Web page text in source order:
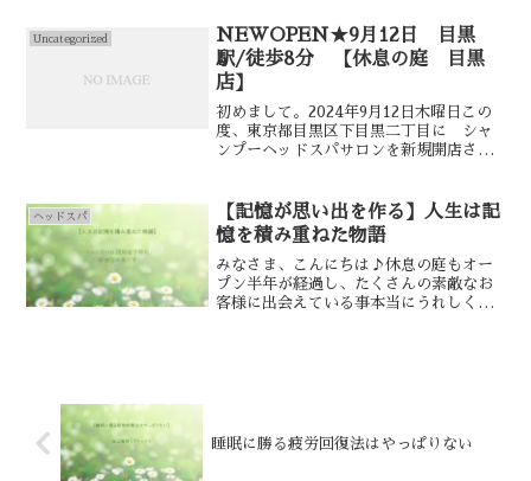
Uncategorized
NEWOPEN★9月12日 目黒
駅/徒歩8分 【休息の庭 目黒
店】
初めまして。2024年9月12日木曜日この
度、東京都目黒区下目黒二丁目に シャ
ンプーヘッドスパサロンを新規開店させ
するまで、美容師免許を取ったあの日か
ら本当にたくさんの...
ヘッドスパ
【記憶が思い出を作る】人生は記
憶を積み重ねた物語
みなさま、こんにちは♪休息の庭もオー
プン半年が経過し、たくさんの素敵なお
客様に出会えている事本当にうれしく思
睡眠に勝る疲労回復法はやっぱりない